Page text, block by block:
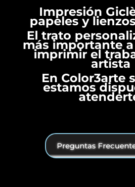
Impresión
papeles y
El trato
más importante
imprimir el
artista
En Color3arte
estamos
Preguntas